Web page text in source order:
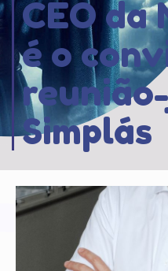
CEO da
é o
Simplás